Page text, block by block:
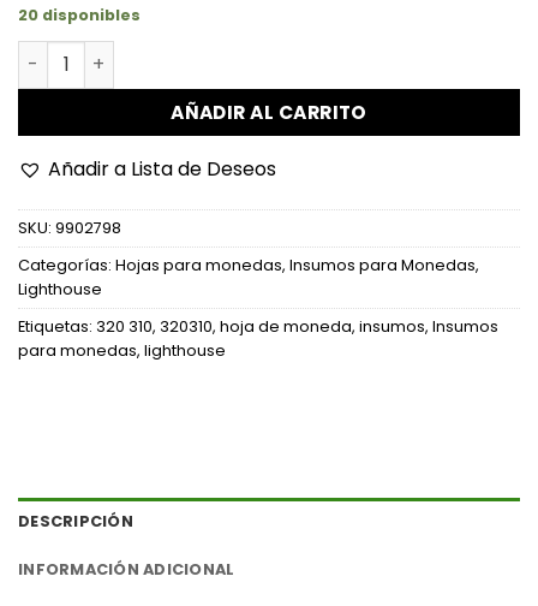
20 disponibles
Hojas de 9 divisiones para slab cantidad
AÑADIR AL CARRITO
Añadir a Lista de Deseos
SKU: 9902798
Categorías: Hojas para monedas, Insumos para Monedas,
Lighthouse
Etiquetas: 320 310, 320310, hoja de moneda, insumos, Insumos
para monedas, lighthouse
DESCRIPCIÓN
INFORMACIÓN ADICIONAL